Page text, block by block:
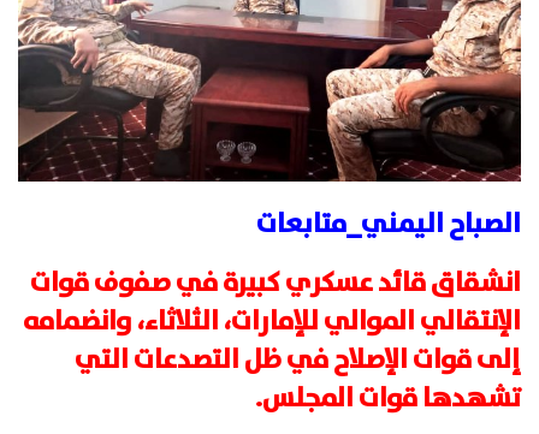
الصباح اليمني_متابعات
انشقاق قائد عسكري كبيرة في صفوف قوات
الإنتقالي الموالي للإمارات، الثلاثاء، وانضمامه
إلى قوات الإصلاح في ظل التصدعات التي
تشهدها قوات المجلس.